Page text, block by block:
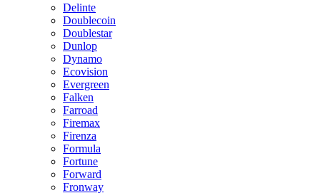
Delinte
Doublecoin
Doublestar
Dunlop
Dynamo
Ecovision
Evergreen
Falken
Farroad
Firemax
Firenza
Formula
Fortune
Forward
Fronway